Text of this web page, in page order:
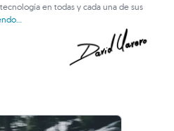
en todas y cada una de sus